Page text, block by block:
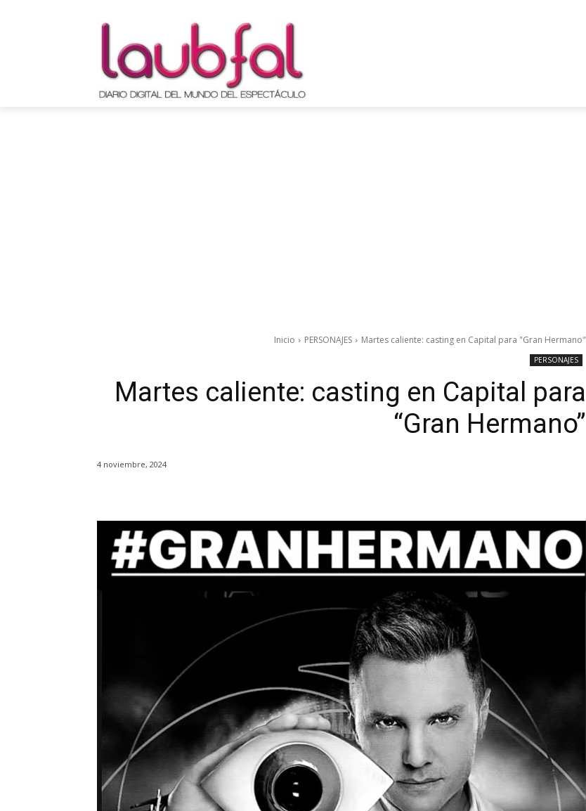
Inicio PERSONAJES Martes caliente: casting en Capital para "Gran Hermano"
PERSONAJES
Martes caliente: casting en Capital para
“Gran Hermano”
4 noviembre, 2024